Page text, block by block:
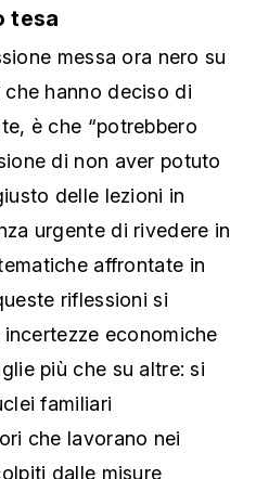
tesa
messa ora nero su
hanno deciso di
è che “potrebbero
di non aver potuto
delle lezioni in
urgente di rivedere in
affrontate in
riflessioni si
economiche
più che su altre: si
familiari
che lavorano nei
dalle misure